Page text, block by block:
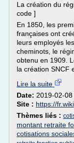
La création du
code ]
En 1850, les
françaises ont
leurs employés
cheminots, le
obtenu en 1909.
la création SNCF
Lire la suite
Date: 2019-02-
Site : https://
Thèmes liés :
montant retraite
cotisations